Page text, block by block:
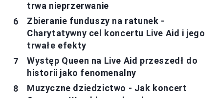
trwa nieprzerwanie
Zbieranie funduszy na ratunek -
Charytatywny cel koncertu Live Aid i jego
trwałe efekty
Występ Queen na Live Aid przeszedł do
historii jako fenomenalny
Muzyczne dziedzictwo - Jak koncert